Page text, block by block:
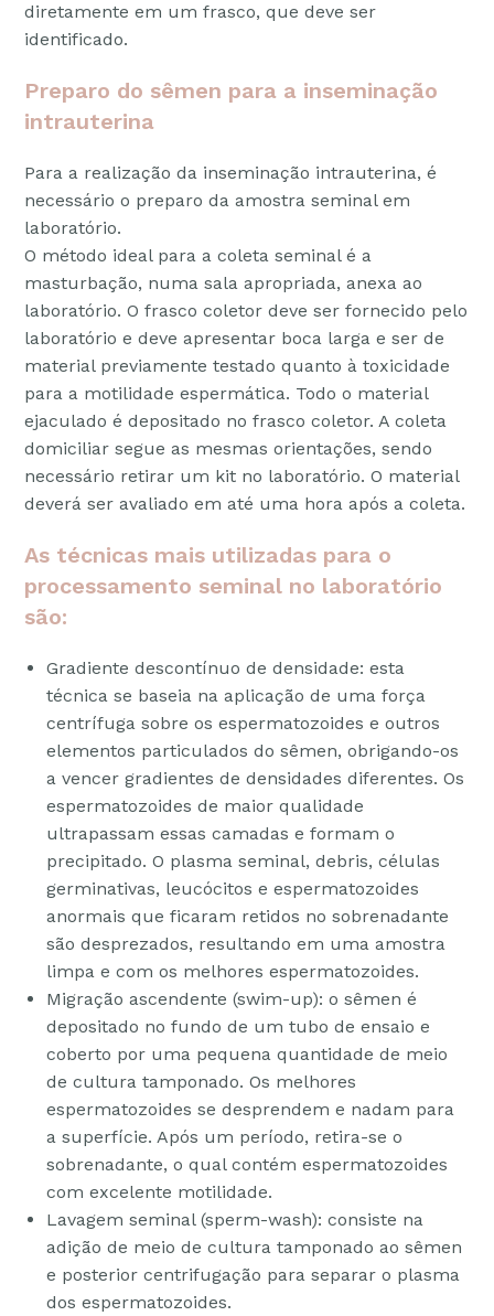
diretamente em um frasco, que deve ser
identificado.
Preparo do sêmen para a inseminação
intrauterina
Para a realização da inseminação intrauterina, é
necessário o preparo da amostra seminal em
laboratório.
O método ideal para a coleta seminal é a
masturbação, numa sala apropriada, anexa ao
laboratório. O frasco coletor deve ser fornecido pelo
laboratório e deve apresentar boca larga e ser de
material previamente testado quanto à toxicidade
para a motilidade espermática. Todo o material
ejaculado é depositado no frasco coletor. A coleta
domiciliar segue as mesmas orientações, sendo
necessário retirar um kit no laboratório. O material
deverá ser avaliado em até uma hora após a coleta.
As técnicas mais utilizadas para o
processamento seminal no laboratório
são:
Gradiente descontínuo de densidade: esta
técnica se baseia na aplicação de uma força
centrífuga sobre os espermatozoides e outros
elementos particulados do sêmen, obrigando-os
a vencer gradientes de densidades diferentes. Os
espermatozoides de maior qualidade
ultrapassam essas camadas e formam o
precipitado. O plasma seminal, debris, células
germinativas, leucócitos e espermatozoides
anormais que ficaram retidos no sobrenadante
são desprezados, resultando em uma amostra
limpa e com os melhores espermatozoides.
Migração ascendente (swim-up): o sêmen é
depositado no fundo de um tubo de ensaio e
coberto por uma pequena quantidade de meio
de cultura tamponado. Os melhores
espermatozoides se desprendem e nadam para
a superfície. Após um período, retira-se o
sobrenadante, o qual contém espermatozoides
com excelente motilidade.
Lavagem seminal (sperm-wash): consiste na
adição de meio de cultura tamponado ao sêmen
e posterior centrifugação para separar o plasma
dos espermatozoides.